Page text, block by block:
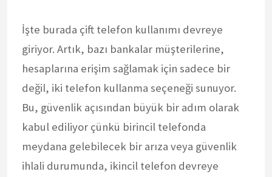
İşte burada çift telefon kullanımı devreye
giriyor. Artık, bazı bankalar müşterilerine,
hesaplarına erişim sağlamak için sadece bir
değil, iki telefon kullanma seçeneği sunuyor.
Bu, güvenlik açısından büyük bir adım olarak
kabul ediliyor çünkü birincil telefonda
meydana gelebilecek bir arıza veya güvenlik
ihlali durumunda, ikincil telefon devreye